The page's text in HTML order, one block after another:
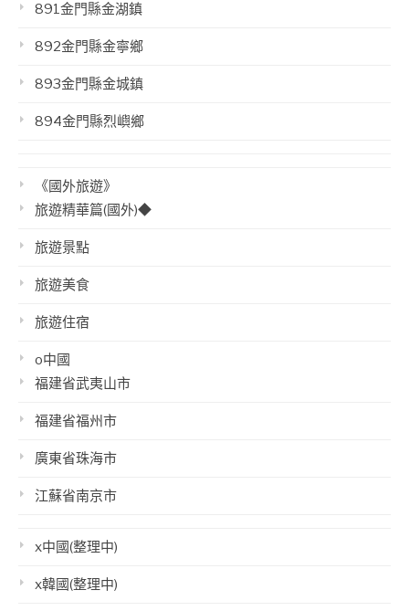
891金門縣金湖鎮
892金門縣金寧鄉
893金門縣金城鎮
894金門縣烈嶼鄉
《國外旅遊》
旅遊精華篇(國外)◆
旅遊景點
旅遊美食
旅遊住宿
o中國
福建省武夷山市
福建省福州市
廣東省珠海市
江蘇省南京市
x中國(整理中)
x韓國(整理中)